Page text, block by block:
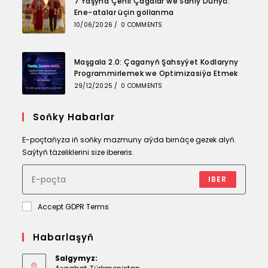
Ene-atalar üçin gollanma
10/06/2026 / 0 COMMENTS
Maşgala 2.0: Çaganyň Şahsyýet Kodlaryny
Programmirlemek we Optimizasiýa Etmek
29/12/2025 / 0 COMMENTS
Soňky Habarlar
E-poçtaňyza iň soňky mazmuny aýda birnäçe gezek alyň.
Saýtyň täzeliklerini size ibereris.
IBER
Accept GDPR Terms
Habarlaşyň
Salgymyz: